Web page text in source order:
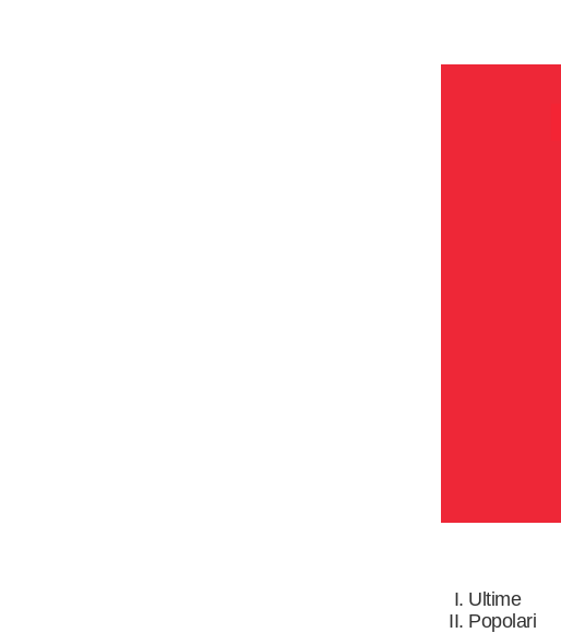
Ultime
Popolari